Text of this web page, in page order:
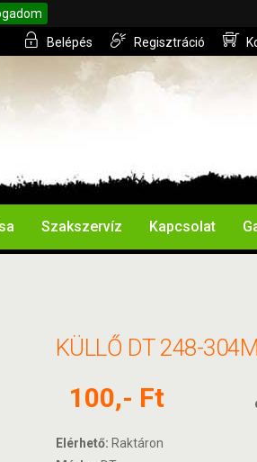
Belépés Regisztráció
Szakszervíz Kapcsolat
KÜLLŐ DT 248-
100,- Ft
Elérhető: Raktáron